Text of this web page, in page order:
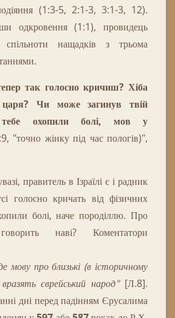
(1:3-5, 2:1-3, 3:1-3, 12).
одкровення (1:1), провидець
спільноти нащадків з трьома
так голосно кричиш? Хіба
Чи може загинув твій
охопили болі, мов у
"точно жінку під час пологів)",
правитель в Ізраїлі є і радник
голосно кричать від фізичних
болі, наче породіллю. Про
наві?
Коментатори
мову про близькі (в історичному
єврейський народ" [Л.8].
дні перед падінням Єрусалима